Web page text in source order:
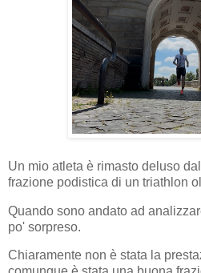
Un mio atleta è rimasto deluso
frazione podistica di un triathlon
Quando sono andato ad
po' sorpreso.
Chiaramente non è stata la